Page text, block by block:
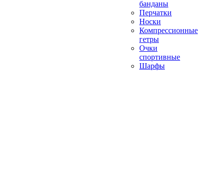
банданы
Перчатки
Носки
Компрессионные
гетры
Очки
спортивные
Шарфы